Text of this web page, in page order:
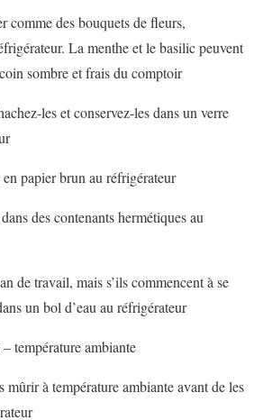
comme des bouquets de fleurs,
La menthe et le basilic peuvent
sombre et frais du comptoir
les et conservez-les dans un verre
papier brun au réfrigérateur
des contenants hermétiques au
de travail, mais s’ils commencent à se
un bol d’eau au réfrigérateur
température ambiante
mûrir à température ambiante avant de les